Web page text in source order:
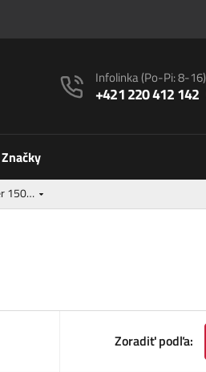
Infolinka(Po-Pi: 8-16)
+421 220 412 142
Značky
150…
Zoradiť podľa: